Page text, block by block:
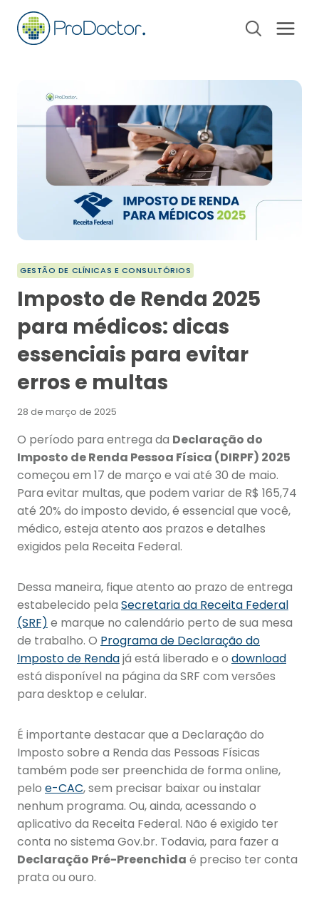
Pular
para
GESTÃO DE CLÍNICAS E CONSULTÓRIOS
Imposto de Renda 2025
para médicos: dicas
essenciais para evitar
erros e multas
28 de março de 2025
O período para entrega da Declaração do
Imposto de Renda Pessoa Física (DIRPF) 2025
começou em 17 de março e vai até 30 de maio.
Para evitar multas, que podem variar de R$ 165,74
até 20% do imposto devido, é essencial que você,
médico, esteja atento aos prazos e detalhes
exigidos pela Receita Federal.
Dessa maneira, fique atento ao prazo de entrega
estabelecido pela Secretaria da Receita Federal
(SRF) e marque no calendário perto de sua mesa
de trabalho. O Programa de Declaração do
Imposto de Rendajá está liberado e o download
está disponível na página da SRF com versões
para desktop e celular.
É importante destacar que a Declaração do
Imposto sobre a Renda das Pessoas Físicas
também pode ser preenchida de forma online,
pelo e-CAC, sem precisar baixar ou instalar
nenhum programa. Ou, ainda, acessando o
aplicativo da Receita Federal. Não é exigido ter
conta no sistema Gov.br. Todavia, para fazer a
Declaração Pré-Preenchida é preciso ter conta
prata ou ouro.